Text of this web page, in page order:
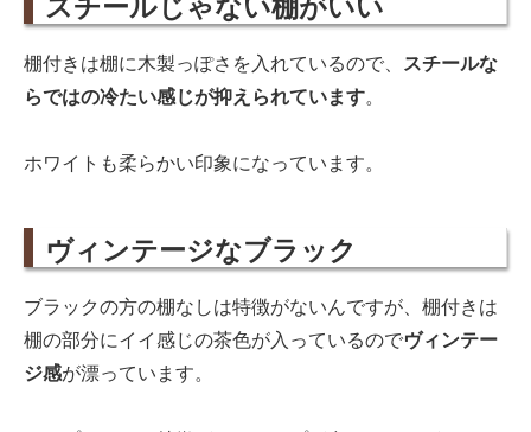
スチールじゃない棚がいい
棚付きは棚に木製っぽさを入れているので、
スチールな
らではの冷たい感じが抑えられています。
ホワイトも柔らかい印象になっています。
ヴィンテージなブラック
ブラックの方の棚なしは特徴がないんですが、棚付きは
棚の部分にイイ感じの茶色が入っているのでヴィンテー
ジ感が漂っています。